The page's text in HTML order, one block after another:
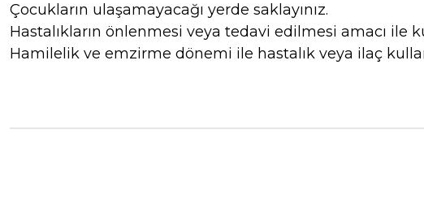
Çocukların ulaşamayacağı yerde saklayınız.
Hastalıkların önlenmesi veya tedavi edilmesi amacı ile
Hamilelik ve emzirme dönemi ile hastalık veya ilaç